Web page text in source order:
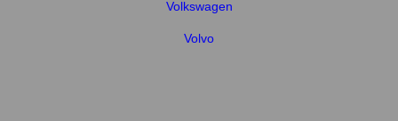
Volkswagen
Volvo